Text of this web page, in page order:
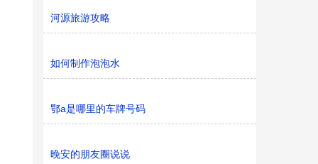
河源旅游攻略
如何制作泡泡水
鄂a是哪里的车牌号码
晚安的朋友圈说说